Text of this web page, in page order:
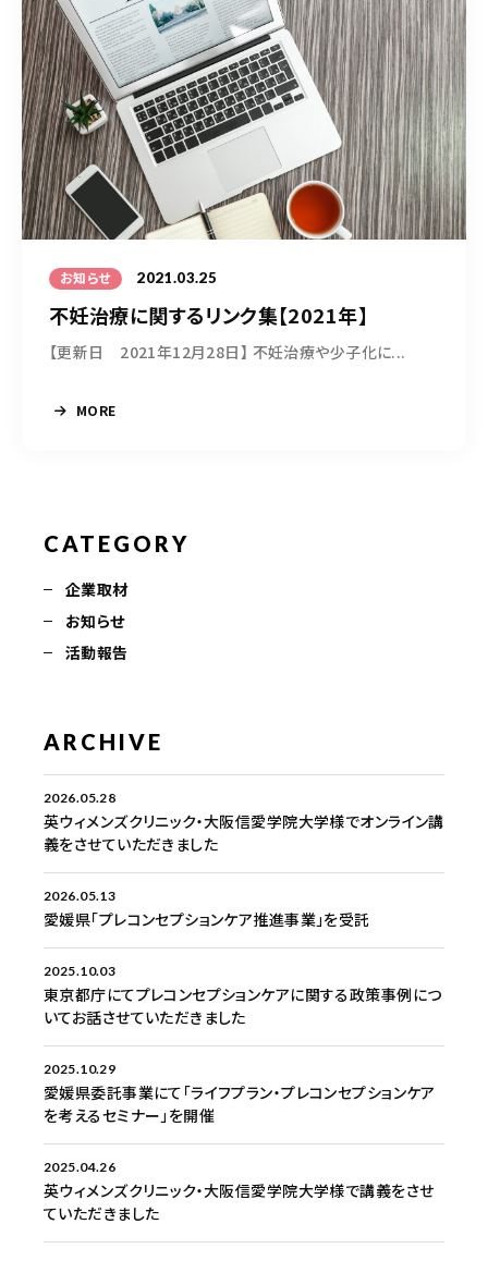
お知らせ 2021.03.25
不妊治療に関するリンク集【2021年】
【更新日 2021年12月28日】 不妊治療や少子化に...
MORE
CATEGORY
企業取材
お知らせ
活動報告
ARCHIVE
2026.05.28
英ウィメンズクリニック・大阪信愛学院大学様でオンライン講
義をさせていただきました
2026.05.13
愛媛県「プレコンセプションケア推進事業」を受託
2025.10.03
東京都庁にてプレコンセプションケアに関する政策事例につ
いてお話させていただきました
2025.10.29
愛媛県委託事業にて「ライフプラン・プレコンセプションケア
を考えるセミナー」を開催
2025.04.26
英ウィメンズクリニック・大阪信愛学院大学様で講義をさせ
ていただきました